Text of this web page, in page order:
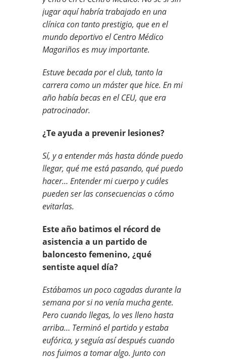
jugar aquí habría trabajado en una
clínica con tanto prestigio, que en el
mundo deportivo el Centro Médico
Magariños es muy importante.
Estuve becada por el club, tanto la
carrera como un máster que hice. En mi
año había becas en el CEU, que era
patrocinador.
¿Te ayuda a prevenir lesiones?
Sí, y a entender más hasta dónde puedo
llegar, qué me está pasando, qué puedo
hacer… Entender mi cuerpo y cuáles
pueden ser las consecuencias o cómo
evitarlas.
Este año batimos el récord de
asistencia a un partido de
baloncesto femenino, ¿qué
sentiste aquel día?
Estábamos un poco cagadas durante la
semana por si no venía mucha gente.
Pero cuando llegas, lo ves lleno hasta
arriba… Terminó el partido y estaba
eufórica, y seguía así después cuando
nos fuimos a tomar algo. Junto con